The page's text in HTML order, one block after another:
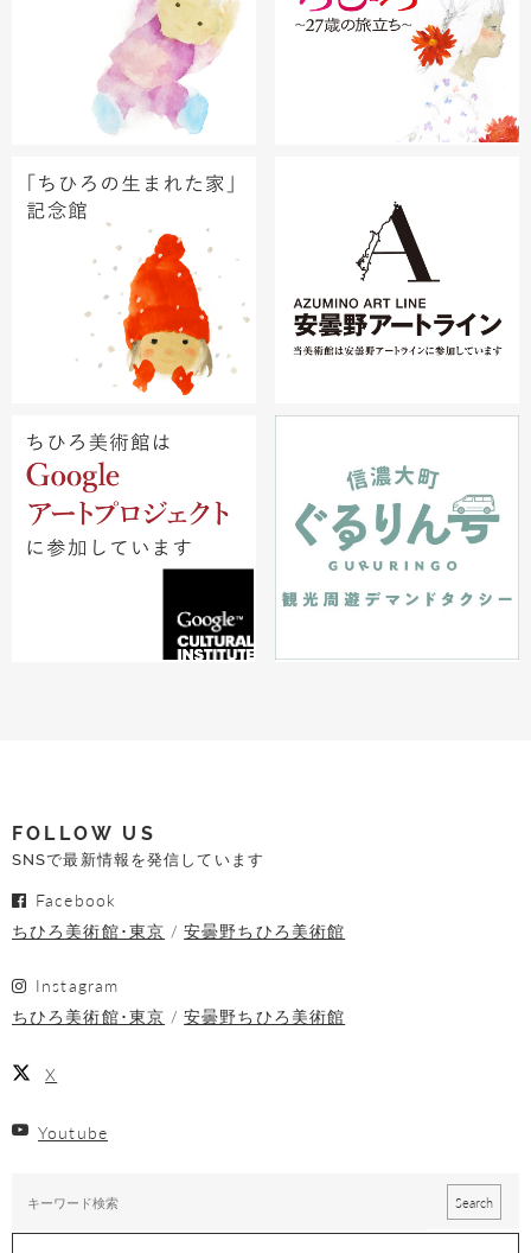
FOLLOW US
SNSで最新情報を発信しています
Facebook
ちひろ美術館･東京
安曇野ちひろ美術館
Instagram
ちひろ美術館･東京
安曇野ちひろ美術館
X
Youtube